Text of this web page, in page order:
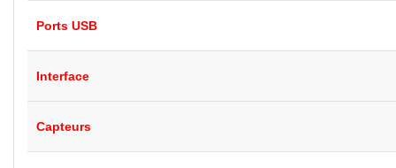
Ports USB
Interface
Capteurs